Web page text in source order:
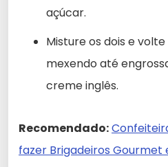
açúcar.
Misture os dois e
mexendo até
creme inglês.
Recomendado:
fazer Brigadeiros Gourmet